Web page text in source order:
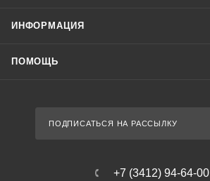
ИНФОРМАЦИЯ
ПОМОЩЬ
ПОДПИСАТЬСЯ НА РАССЫЛКУ
+7 (3412) 94-64-00